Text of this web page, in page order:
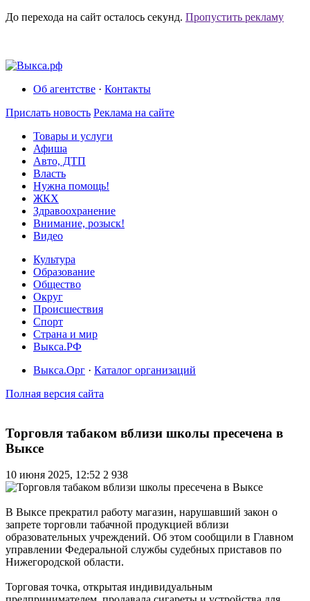
До перехода на сайт осталось секунд. Пропустить рекламу
Об агентстве · Контакты
Прислать новость Реклама на сайте
Товары и услуги
Афиша
Авто, ДТП
Власть
Нужна помощь!
ЖКХ
Здравоохранение
Внимание, розыск!
Видео
Культура
Образование
Общество
Округ
Происшествия
Спорт
Страна и мир
Выкса.РФ
Выкса.Орг · Каталог организаций
Полная версия сайта
Торговля табаком вблизи школы пресечена в
Выксе
10 июня 2025, 12:52 2 938
В Выксе прекратил работу магазин, нарушавший закон о
запрете торговли табачной продукцией вблизи
образовательных учреждений. Об этом сообщили в Главном
управлении Федеральной службы судебных приставов по
Нижегородской области.
Торговая точка, открытая индивидуальным